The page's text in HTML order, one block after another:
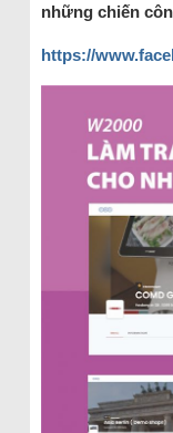
những chiến
https://